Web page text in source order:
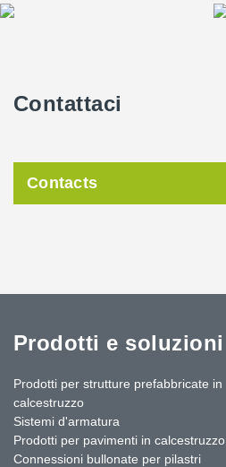
Contattaci
Contacts
Prodotti e soluzioni
Prodotti per strutture prefabbricate in
calcestruzzo
Sistemi d'armatura
Prodotti per pavimenti in calcestruzzo
Connessioni bullonate per pilastri